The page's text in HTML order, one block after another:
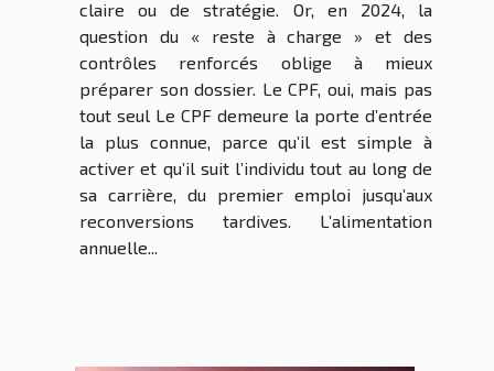
claire ou de stratégie. Or, en 2024, la
question du « reste à charge » et des
contrôles renforcés oblige à mieux
préparer son dossier. Le CPF, oui, mais pas
tout seul Le CPF demeure la porte d’entrée
la plus connue, parce qu’il est simple à
activer et qu’il suit l’individu tout au long de
sa carrière, du premier emploi jusqu’aux
reconversions tardives. L’alimentation
annuelle...